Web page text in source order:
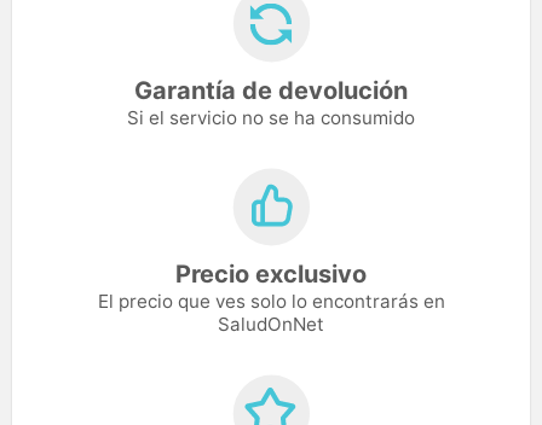
Garantía de devolución
Si el servicio no se ha consumido
Precio exclusivo
El precio que ves solo lo encontrarás en
SaludOnNet